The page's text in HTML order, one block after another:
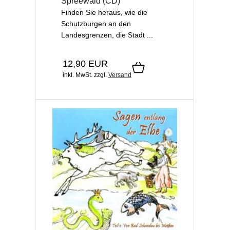
Finden Sie heraus, wie die
Schutzburgen an den
Landesgrenzen, die Stadt ...
12,90 EUR
inkl. MwSt. zzgl. Versand